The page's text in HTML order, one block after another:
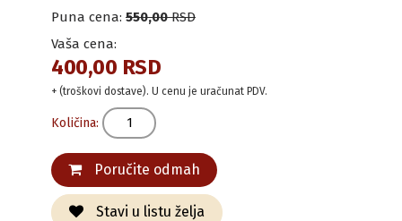
Puna cena: 550,00RSD
Vaša cena:
400,00 RSD
+ (troškovi dostave). U cenu je uračunat PDV.
Količina:
Poručite odmah
Stavi u listu želja